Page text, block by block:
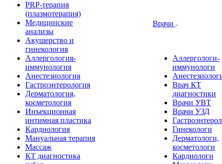
PRP-терапия
(плазмотерапия)
Медицинские
анализы
Акушерство и
гинекология
Аллергология-
иммунология
Анестезиология
Гастроэнтерология
Дерматология,
косметология
Инъекционная
интимная пластика
Кардиология
Мануальная терапия
Массаж
КТ диагностика
Врачи
Аллергологи-
иммунологи
Врач КТ
диагностики
Врачи УВТ
Врачи УЗД
Гинекологи
Дерматологи,
косметологи
Кардиологи